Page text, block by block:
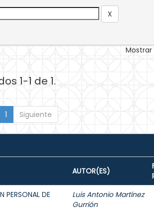
1-1 de 1.
1 Siguiente
AUTOR(ES)
PERSONAL DE
Luis Antonio Martínez
Gurrión